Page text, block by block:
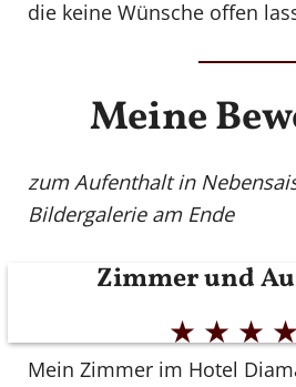
die keine Wünsche offen
Meine
zum Aufenthalt in
Bildergalerie am Ende
Zimmer und
★ ★ ★ ★
Mein Zimmer im Hotel